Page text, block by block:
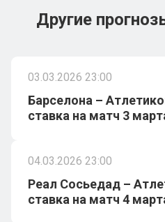
Другие
03.03.2026 23:00
Барселона –
ставка на матч 3
04.03.2026 23:00
Реал Сосьедад –
ставка на матч 4